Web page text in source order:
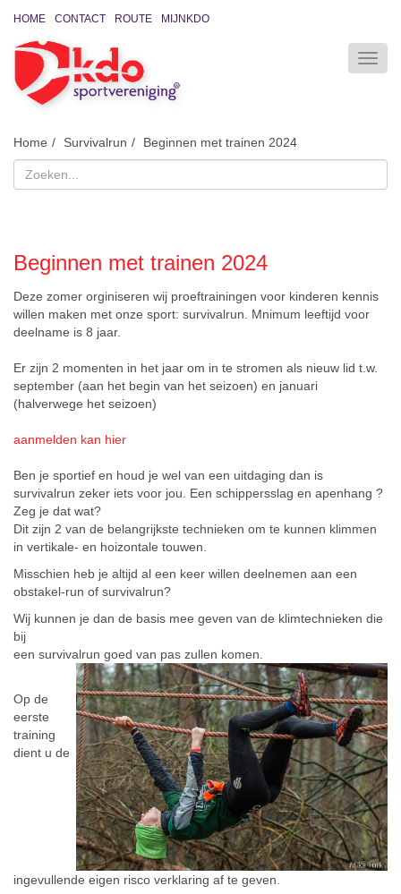
HOME CONTACT ROUTE MIJNKDO
Home Survivalrun Beginnen met trainen 2024
Beginnen met trainen 2024
Deze zomer orginiseren wij proeftrainingen voor kinderen kennis
willen maken met onze sport: survivalrun. Mnimum leeftijd voor
deelname is 8 jaar.
Er zijn 2 momenten in het jaar om in te stromen als nieuw lid t.w.
september (aan het begin van het seizoen) en januari
(halverwege het seizoen)
aanmelden kan hier
Ben je sportief en houd je wel van een uitdaging dan is
survivalrun zeker iets voor jou. Een schippersslag en apenhang ?
Zeg je dat wat?
Dit zijn 2 van de belangrijkste technieken om te kunnen klimmen
in vertikale- en hoizontale touwen.
Misschien heb je altijd al een keer willen deelnemen aan een
obstakel-run of survivalrun?
Wij kunnen je dan de basis mee geven van de klimtechnieken die
bij
een survivalrun goed van pas zullen komen.
Op de
eerste
training
dient u de
ingevullende eigen risco verklaring af te geven.